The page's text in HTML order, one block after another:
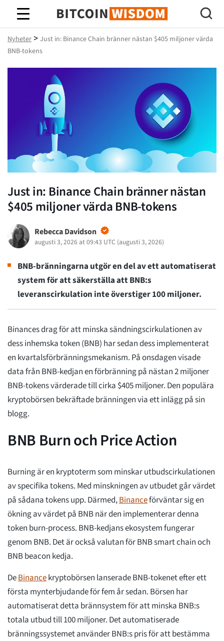
Bitcoin Wisdom
Nyheter > Just in: Binance Chain bränner nästan $405 miljoner värda
BNB-tokens
Just in: Binance Chain bränner nästan
$405 miljoner värda BNB-tokens
Rebecca Davidson
augusti 3, 2026 at 09:43 UTC (augusti 3, 2026)
BNB-bränningarna utgör en del av ett automatiserat
system för att säkerställa att BNB:s
leveranscirkulation inte överstiger 100 miljoner.
Binances drag för att minska sändningscirkulationen av
dess inhemska token (BNB) har sedan dess implementerat
en kvartalsförbränningsmekanism. På onsdagen visade
data från BNB-kedjan en förbränning på nästan 2 miljoner
BNB-tokens värderade till cirka $405 miljoner. Den populära
kryptobörsen bekräftade bränningen via ett inlägg på sin
blogg.
BNB Burn och Price Action
Burning är en kryptoterm som minskar utbudscirkulationen
av specifika tokens. Med minskningen av utbudet går värdet
på sådana tokens upp. Därmed,Binanceförväntar sig en
ökning av värdet på BNB när den implementerar denna
token burn-process. BNB-kedjans ekosystem fungerar
genom BNB. Det är också valutan för BNB smart chain och
BNB beacon kedja.
DeBinancekryptobörsen lanserade BNB-tokenet efter ett
första mynterbjudande för fem år sedan. Börsen har
automatiserat detta brännsystem för att minska BNB:s
totala utbud till 100 miljoner. Det automatiserade
bränningssystemet använder BNB:s pris för att bestämma